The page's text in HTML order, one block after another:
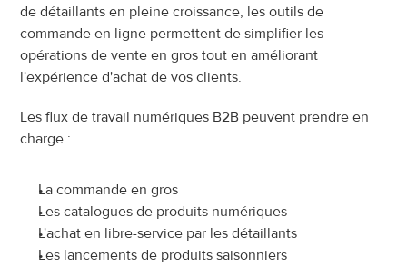
de détaillants en pleine croissance, les outils de
commande en ligne permettent de simplifier les
opérations de vente en gros tout en améliorant
l'expérience d'achat de vos clients.
Les flux de travail numériques B2B peuvent prendre en
charge :
La commande en gros
Les catalogues de produits numériques
L'achat en libre-service par les détaillants
Les lancements de produits saisonniers